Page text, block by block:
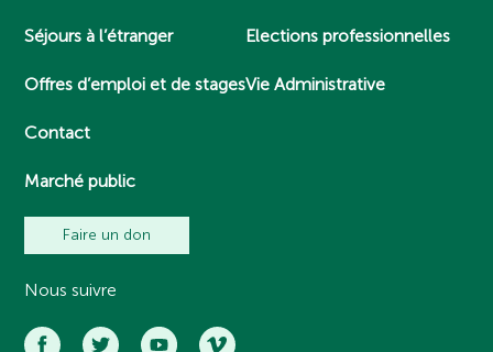
Séjours à l’étranger
Offres d’emploi et de stages
Contact
Marché public
Elections professionnelles
Vie Administrative
Faire un don
Nous suivre